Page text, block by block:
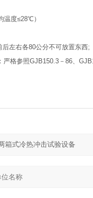
度≤28℃）
左右各80公分不可放置东西;
严格参照GJB150.3－86、